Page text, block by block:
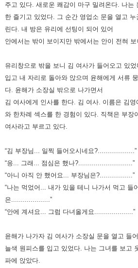
주고 있다. 새로운 쾌감이 마구 밀려온다. 나는
한 즐기고 있었다.
그 순간 영업소 문을 열고
린다. 내 방은 유리에 선팅이 되어 있어
안에서는 밖이 보이지만 밖에서는 안이 전혀 보
유리창으로 밖을 보니 김 여사가 들어오고 있었
입고 내 자리로 돌아와 앉으며 윤해에게 서류
다. 윤해가 소장실 밖으로 나가면서
김 여사에게 인사를 한다. 김 여사. 이름은 김
와 한차례 섹스를 한 경험이 있다. 직책은 부장
여사라고 부르고 있다.
“김 부장님... 일찍 들어오시네요?...................”
“응... 그래... 점심은 했나?............................”
“아니 아직 안 했어요... 부장님은?.................”
“나는 먹었어... 내가 있을 테니 나가서 먹고 들
은....................”
“안에 계셔요... 그럼 다녀올게요....................”
윤해가 나가자 김 여사가 소장실 문을 열고 들
늘색 원피스를 입고 있었다. 나는 그녀를 보고
파에 앉았다.